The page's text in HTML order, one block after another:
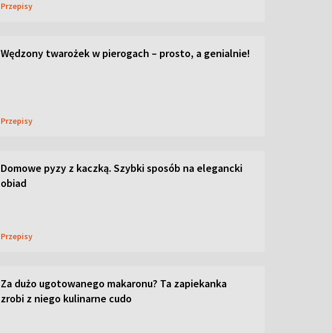
Przepisy
Wędzony twarożek w pierogach – prosto, a genialnie!
Przepisy
Domowe pyzy z kaczką. Szybki sposób na elegancki
obiad
Przepisy
Za dużo ugotowanego makaronu? Ta zapiekanka
zrobi z niego kulinarne cudo